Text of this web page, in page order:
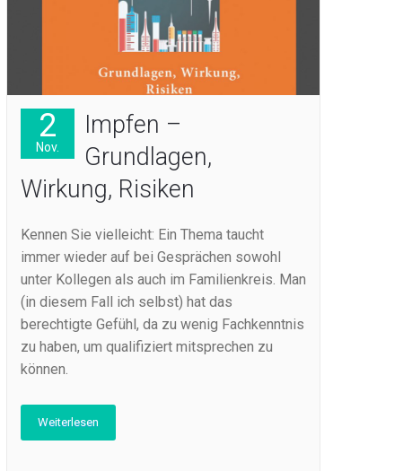
2
Nov.
Impfen –
Grundlagen,
Wirkung, Risiken
Kennen Sie vielleicht: Ein Thema taucht
immer wieder auf bei Gesprächen sowohl
unter Kollegen als auch im Familienkreis. Man
(in diesem Fall ich selbst) hat das
berechtigte Gefühl, da zu wenig Fachkenntnis
zu haben, um qualifiziert mitsprechen zu
können.
Weiterlesen